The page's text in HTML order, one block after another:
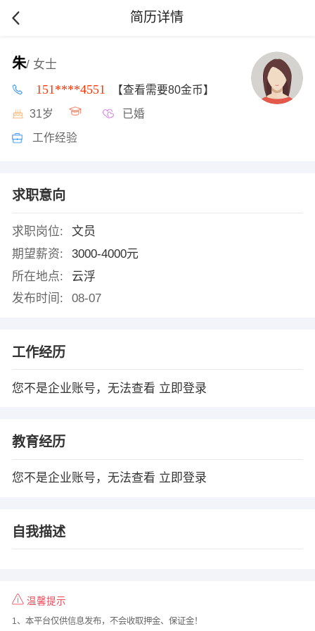
简历详情
朱/ 女士
151****4551 【查看需要80金币】
31岁 已婚
工作经验
求职意向
求职岗位:
文员
期望薪资:
3000-4000元
所在地点:
云浮
发布时间:
08-07
工作经历
您不是企业账号，无法查看 立即登录
教育经历
您不是企业账号，无法查看 立即登录
自我描述
温馨提示
1、本平台仅供信息发布，不会收取押金、保证金！